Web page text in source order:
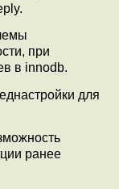
при
в innodb.
для
ранее